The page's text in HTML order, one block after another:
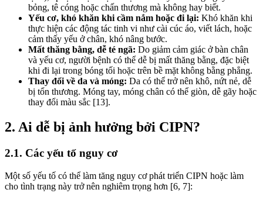
bỏng, tê cóng hoặc chấn thương mà không hay biết.
Yếu cơ, khó khăn khi cầm nắm hoặc đi lại: Khó khăn khi
thực hiện các động tác tinh vi như cài cúc áo, viết lách, hoặc
cảm thấy yếu ở chân, khó nâng bước.
Mất thăng bằng, dễ té ngã: Do giảm cảm giác ở bàn chân
và yếu cơ, người bệnh có thể dễ bị mất thăng bằng, đặc biệt
khi đi lại trong bóng tối hoặc trên bề mặt không bằng phẳng.
Thay đổi về da và móng: Da có thể trở nên khô, nứt nẻ, dễ
bị tổn thương. Móng tay, móng chân có thể giòn, dễ gãy hoặc
thay đổi màu sắc [13].
2. Ai dễ bị ảnh hưởng bởi CIPN?
2.1. Các yếu tố nguy cơ
Một số yếu tố có thể làm tăng nguy cơ phát triển CIPN hoặc làm
cho tình trạng này trở nên nghiêm trọng hơn [6, 7]: